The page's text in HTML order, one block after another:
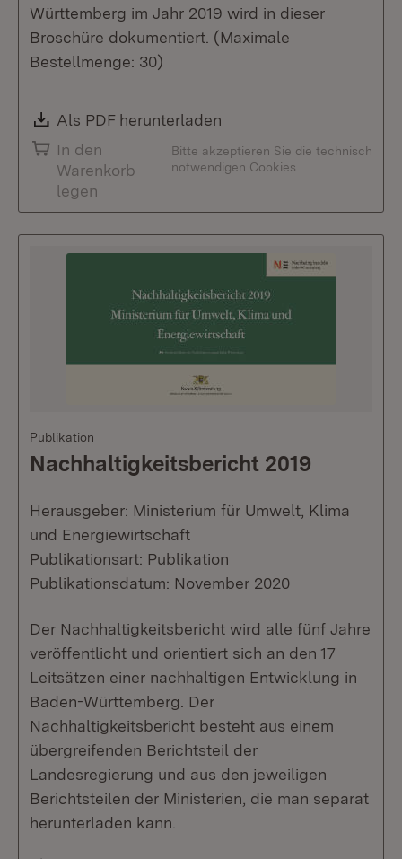
Württemberg im Jahr 2019 wird in dieser
Broschüre dokumentiert. (Maximale
Bestellmenge: 30)
Download:
Als PDF herunterladen
In den
Warenkorb
legen
Bitte akzeptieren Sie die technisch
notwendigen Cookies
Publikation
Nachhaltigkeitsbericht 2019
Herausgeber: Ministerium für Umwelt, Klima
und Energiewirtschaft
Publikationsart: Publikation
Publikationsdatum: November 2020
Der Nachhaltigkeitsbericht wird alle fünf Jahre
veröffentlicht und orientiert sich an den 17
Leitsätzen einer nachhaltigen Entwicklung in
Baden-Württemberg. Der
Nachhaltigkeitsbericht besteht aus einem
übergreifenden Berichtsteil der
Landesregierung und aus den jeweiligen
Berichtsteilen der Ministerien, die man separat
herunterladen kann.